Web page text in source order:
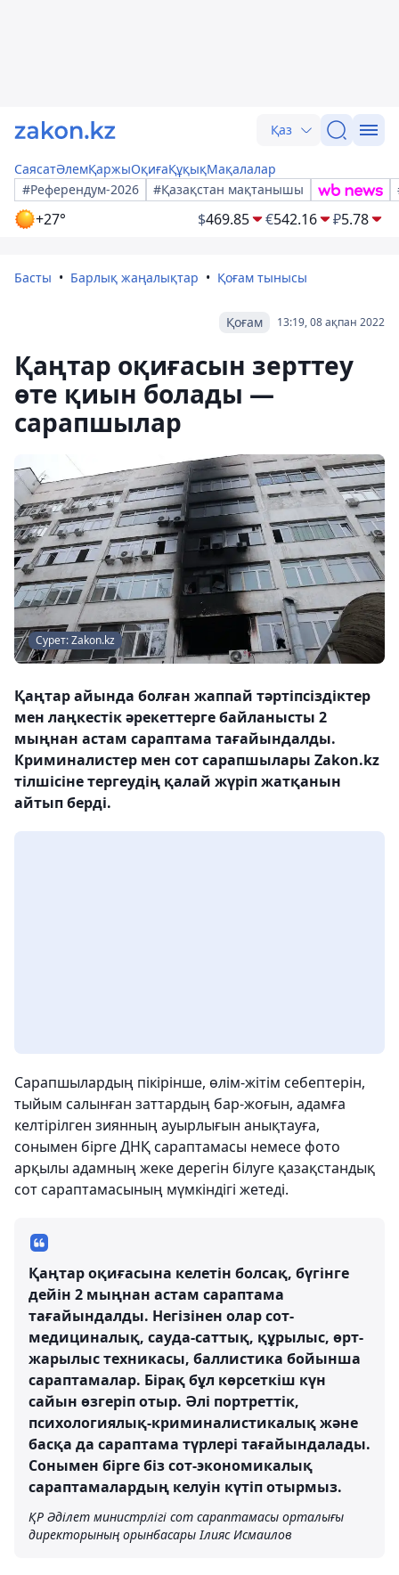
Қаз
СаясатӘлемҚаржыОқиғаҚұқықМақалалар
#Референдум-2026
#Қазақстан мақтанышы
+27° $469.85 €542.16 ₽5.78
Басты Барлық жаңалықтар Қоғам тынысы
13:19, 08 ақпан 2022
Қоғам
Қаңтар оқиғасын зерттеу
өте қиын болады —
сарапшылар
Сурет: Zakon.kz
Қаңтар айында болған жаппай тәртіпсіздіктер
мен лаңкестік әрекеттерге байланысты 2
мыңнан астам сараптама тағайындалды.
Криминалистер мен сот сарапшылары Zakon.kz
тілшісіне тергеудің қалай жүріп жатқанын
айтып берді.
Сарапшылардың пікірінше, өлім-жітім себептерін,
тыйым салынған заттардың бар-жоғын, адамға
келтірілген зиянның ауырлығын анықтауға,
сонымен бірге ДНҚ сараптамасы немесе фото
арқылы адамның жеке дерегін білуге қазақстандық
сот сараптамасының мүмкіндігі жетеді.
Қаңтар оқиғасына келетін болсақ, бүгінге
дейін 2 мыңнан астам сараптама
тағайындалды. Негізінен олар сот-
медициналық, сауда-саттық, құрылыс, өрт-
жарылыс техникасы, баллистика бойынша
сараптамалар. Бірақ бұл көрсеткіш күн
сайын өзгеріп отыр. Әлі портреттік,
психологиялық-криминалистикалық және
басқа да сараптама түрлері тағайындалады.
Сонымен бірге біз сот-экономикалық
сараптамалардың келуін күтіп отырмыз.
ҚР Әділет министрлігі сот сараптамасы орталығы
директорының орынбасары Ілияс Исмаилов